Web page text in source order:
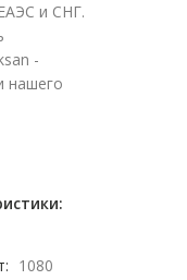
и СНГ.
-
нашего
1080